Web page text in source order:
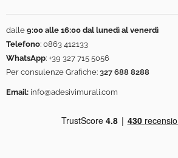
dalle 9:00 alle 16:00 dal lunedì al venerdì
Telefono: 0863 412133
WhatsApp: +39 327 715 5056
Per consulenze Grafiche: 327 688 8288
Email: info@adesivimurali.com